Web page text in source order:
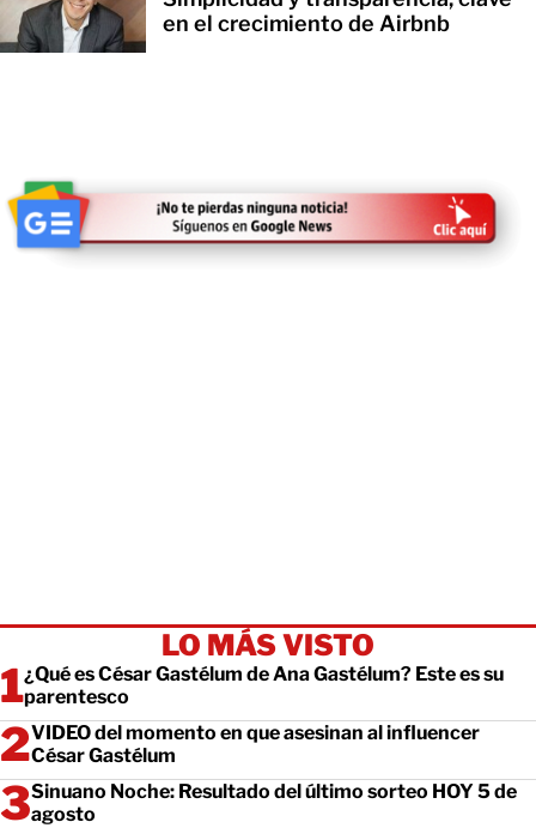
en el crecimiento de Airbnb
LO MÁS VISTO
¿Qué es César Gastélum de Ana Gastélum? Este es su
parentesco
VIDEO del momento en que asesinan al influencer
César Gastélum
Sinuano Noche: Resultado del último sorteo HOY 5 de
agosto